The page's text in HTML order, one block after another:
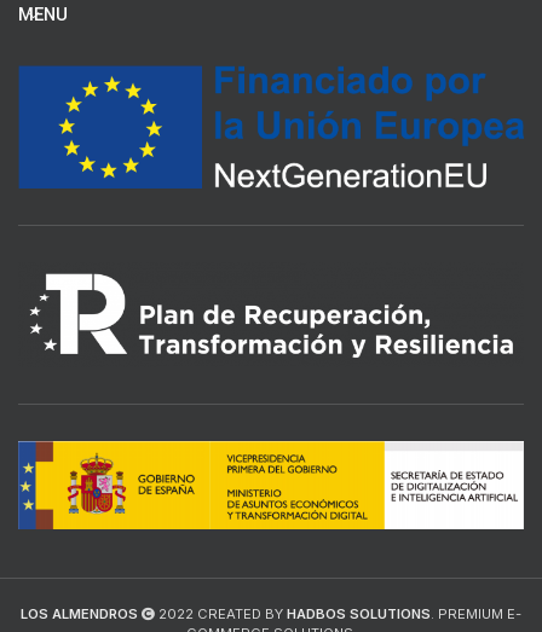
MENU
LOS ALMENDROS 2022 CREATED BY HADBOS SOLUTIONS. PREMIUM E-